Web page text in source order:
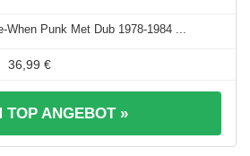
When Punk Met Dub 1978-1984 ...
36,99 €
TOP ANGEBOT »